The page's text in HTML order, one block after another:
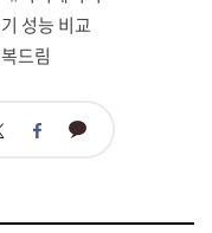
성능 비교
드림
페 카